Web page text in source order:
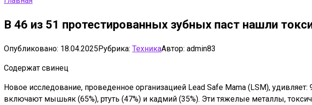
В 46 из 51 протестированных зубных паст нашли
Опубликовано: 18.04.2025Рубрика: ТехникаАвтор: admin83
Содержат свинец
Новое исследование, проведенное организацией Lead Safe Mama (LSM),
включают мышьяк (65%), ртуть (47%) и кадмий (35%). Эти тяжелые металлы,